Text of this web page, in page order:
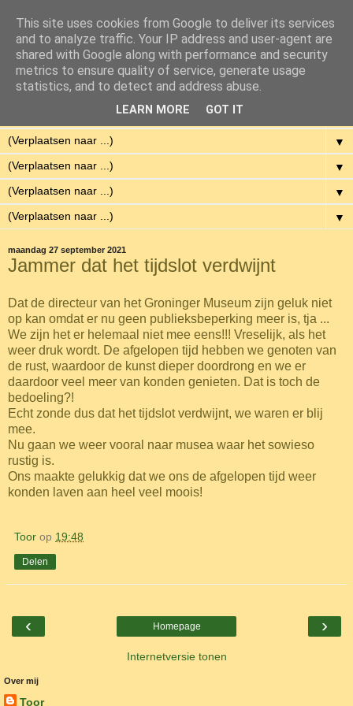
Eenvoudig Gelukkig
Met weinig middelen een hoge kwaliteit van leven hebben.
▼
▼
▼
▼
maandag 27 september 2021
Jammer dat het tijdslot verdwijnt
Dat de directeur van het Groninger Museum zijn geluk niet
op kan omdat er nu geen publieksbeperking meer is, tja ...
We zijn het er helemaal niet mee eens!!! Vreselijk, als het
weer druk wordt. De afgelopen tijd hebben we genoten van
de rust, waardoor de kunst dieper doordrong en we er
daardoor veel meer van konden genieten. Dat is toch de
bedoeling?!
Echt zonde dus dat het tijdslot verdwijnt, we waren er blij
mee.
Nu gaan we weer vooral naar musea waar het sowieso
rustig is.
Ons maakte gelukkig dat we ons de afgelopen tijd weer
konden laven aan heel veel moois!
Toor op 19:48
Delen
‹ ›
Homepage
Internetversie tonen
Over mij
Toor
This site uses cookies from Google to deliver its services
and to analyze traffic. Your IP address and user-agent are
shared with Google along with performance and security
metrics to ensure quality of service, generate usage
statistics, and to detect and address abuse.
LEARN MORE GOT IT